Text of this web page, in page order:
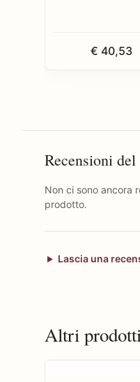
€ 40,53
Recensioni
Non ci sono ancora
prodotto.
Lascia una
Altri